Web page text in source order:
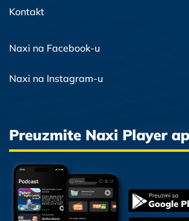
Kontakt
Naxi na Facebook-u
Naxi na Instagram-u
Preuzmite Naxi Player